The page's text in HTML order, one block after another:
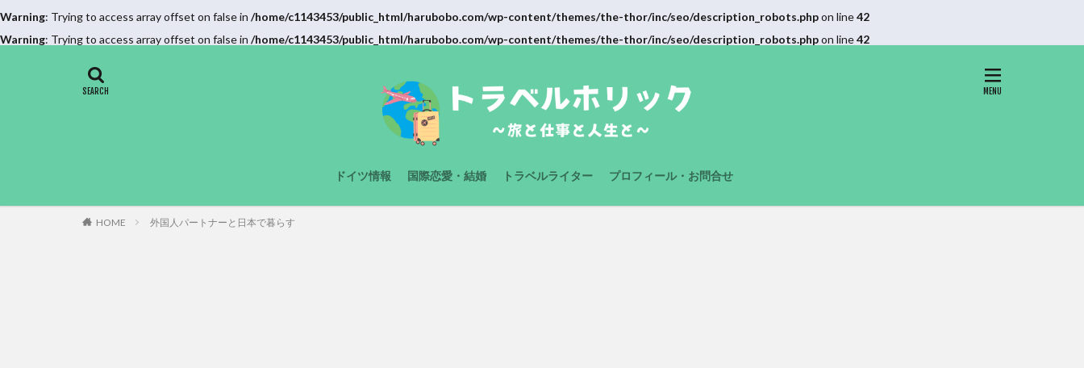
Warning: Trying to access array offset on false in /home/c1143453/public_html/harubobo.com/wp-content/themes/the-thor/inc/seo/description_robots.phpon line42
Warning: Trying to access array offset on false in /home/c1143453/public_html/harubobo.com/wp-content/themes/the-thor/inc/seo/description_robots.phpon line42
ドイツ情報 国際恋愛・結婚 トラベルライター プロフィール・お問合せ
HOME 外国人パートナーと日本で暮らす